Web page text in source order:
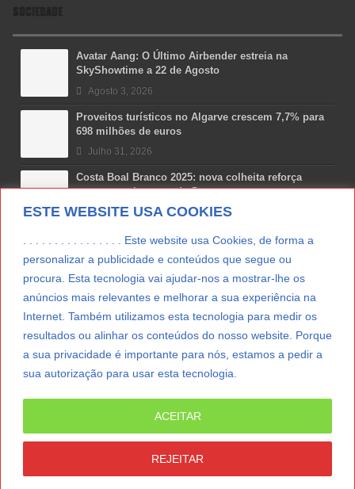
ESTE WEBSITE USA COOKIES
. . . . . . . . . . . . . . . . Este website usa Cookies, de forma a
personalizar a publicidade e conteúdos que segue ou
procura. Esta tecnologia vai ajudar-nos a mostrar-lhe os
anúncios mais relevantes e melhorar a sua experiência na
Internet. Também utilizamos esta tecnologia para medir os
resultados ou alinhar os conteúdos do nosso website. Porque
a sua privacidade é importante para nós, estamos a pedir a
sua autorização para usar esta tecnologia.
REJEITAR
ACEITAR
SOCIEDADE
Avatar Aang: O Último Airbender estreia na
SkyShowtime a 22 de Agosto
Agosto 3, 2026
Proveitos turísticos no Algarve crescem 7,7% para
698 milhões de euros
Julho 31, 2026
Costa Boal Branco 2025: nova colheita reforça
aposta nos brancos do Douro
Julho 29, 2026
Novas 7 Maravilhas de Portugal: Setúbal recebe
Julho 29, 2026
Vitamina D: o paradoxo dos portugueses
Julho 24, 2026
SUBSCREVER NEWSLETTER
SpringParty|Suporte Técnico|